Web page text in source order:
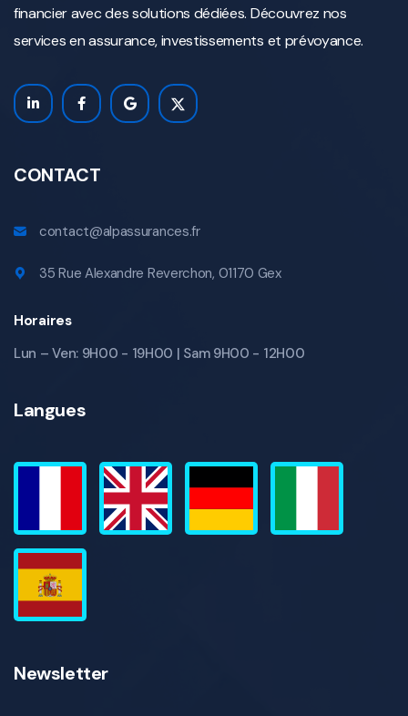
financier avec des solutions dédiées. Découvrez nos
services en assurance, investissements et prévoyance.
CONTACT
contact@alpassurances.fr
35 Rue Alexandre Reverchon, 01170 Gex
Horaires
Lun – Ven: 9H00 - 19H00 | Sam 9H00 - 12H00
Langues
Newsletter